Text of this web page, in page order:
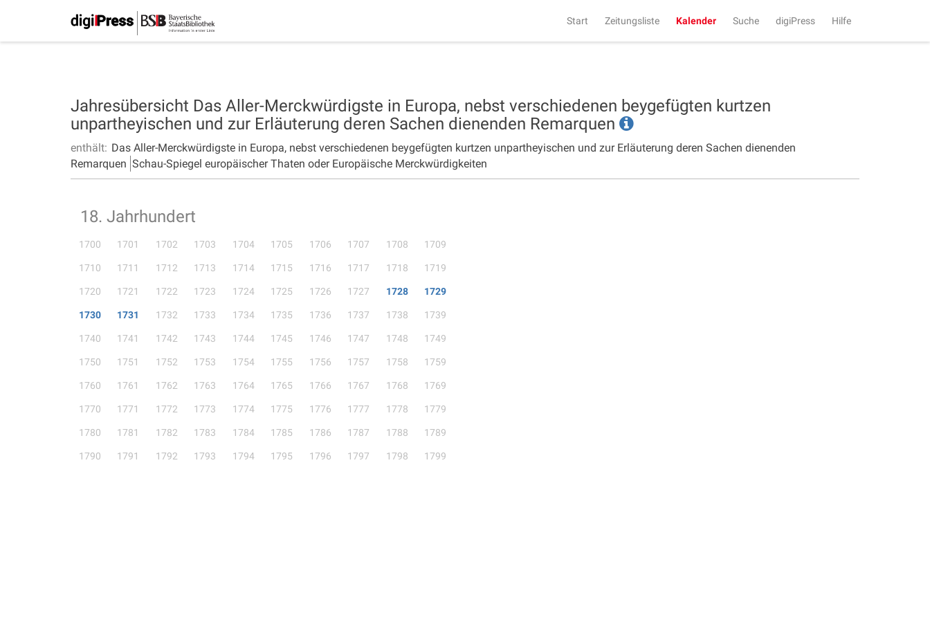
Start Zeitungsliste Kalender Suche digiPress Hilfe
Jahresübersicht Das Aller-Merckwürdigste in Europa, nebst verschiedenen beygefügten kurtzen
unpartheyischen und zur Erläuterung deren Sachen dienenden Remarquen
enthält: Das Aller-Merckwürdigste in Europa, nebst verschiedenen beygefügten kurtzen unpartheyischen und zur Erläuterung deren Sachen dienenden
Remarquen Schau-Spiegel europäischer Thaten oder Europäische Merckwürdigkeiten
18. Jahrhundert
1700 1701 1702 1703 1704 1705 1706 1707 1708 1709
1710 1711 1712 1713 1714 1715 1716 1717 1718 1719
1720 1721 1722 1723 1724 1725 1726 1727 1728 1729
1730 1731 1732 1733 1734 1735 1736 1737 1738 1739
1740 1741 1742 1743 1744 1745 1746 1747 1748 1749
1750 1751 1752 1753 1754 1755 1756 1757 1758 1759
1760 1761 1762 1763 1764 1765 1766 1767 1768 1769
1770 1771 1772 1773 1774 1775 1776 1777 1778 1779
1780 1781 1782 1783 1784 1785 1786 1787 1788 1789
1790 1791 1792 1793 1794 1795 1796 1797 1798 1799